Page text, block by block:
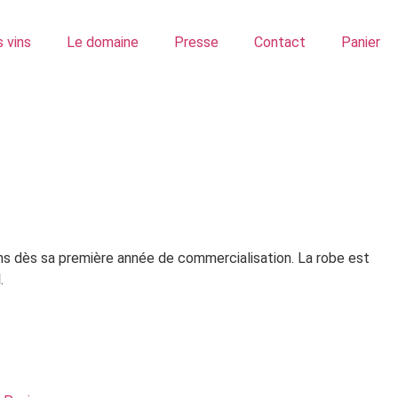
vins Le domaine Presse Contact Panier
dès sa première année de commercialisation. La robe est